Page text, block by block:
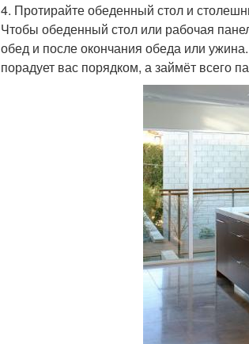
4. Протирайте обеденный стол и
Чтобы обеденный стол или рабочая
обед и после окончания обеда или
порадует вас порядком, а займёт всего